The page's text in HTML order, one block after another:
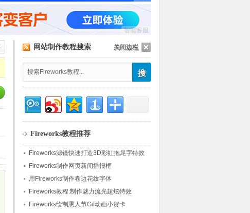
智能客服
关闭边栏
网站制作教程搜索
Fireworks教程推荐
Fireworks滤镜快速打造3D彩虹拖尾字特效
Fireworks制作网页新闻播报框
用Fireworks制作卷边花纹字体
Fireworks教程:制作魅力流光超炫特效
Fireworks绘制愚人节Gif动画小贺卡